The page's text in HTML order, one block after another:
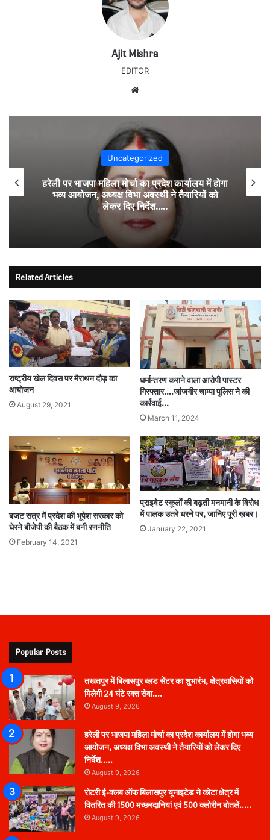
Ajit Mishra
EDITOR
Uncategorized
हरेली पर भाजपा महिला मोर्चा का प्रदेश कार्यालय में होगा
भव्य आयोजन, अध्यक्ष विभा अवस्थी ने तैयारियों को
लेकर दिए निर्देश…..
Related Articles
राष्ट्रीय खेल दिवस पर मैराथन दौड़ का
आयोजन
August 29, 2021
धर्मान्तरण कराने वाला आरोपी पास्टर
गिरफ्तार….जांजगीर चाम्पा पुलिस ने की
कार्रवाई…
March 11, 2024
बजट सत्र में प्रदेश की भूपेश सरकार को
घेरने बीजेपी की बैठक में बनी रणनीति
February 14, 2021
प्राइवेट स्कूलों की बढ़ती मनमानी के विरोध
में पालक उतरे धरने पर, जानिए पूरी ख़बर।
January 22, 2021
Popular Posts
तखतपुर में बिलासपुर ब्लड सेंटर का शुभारंभ, क्षेत्रवासियों को
मिलेगी 24 घंटे रक्त सेवा….
August 9, 2026
हरेली पर भाजपा महिला मोर्चा का प्रदेश कार्यालय में होगा भव्य
आयोजन, अध्यक्ष विभा अवस्थी ने तैयारियों को लेकर दिए
निर्देश…..
August 9, 2026
रोटरी ई-क्लब ऑफ बिलासपुर यूनाइटेड ने कोटा क्षेत्र में
वितरित की 1500 मच्छरदानियां एवं 500 क्लोरीन बोतलें…..
August 9, 2026